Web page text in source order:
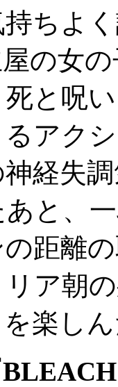
ちよ
の女
と呪
アク
経失
あと、
距離
ア朝
楽し